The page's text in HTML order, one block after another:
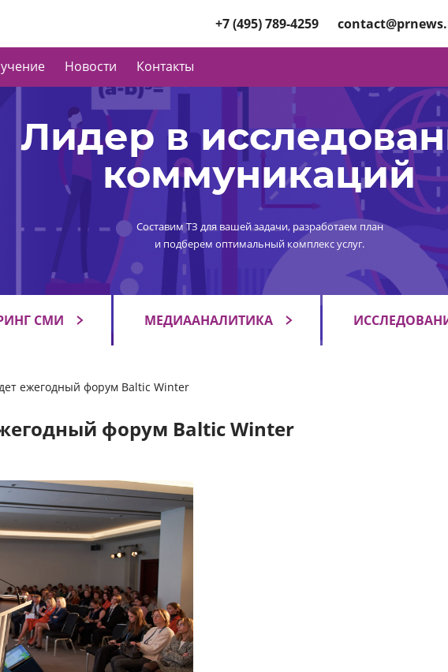
+7 (495) 789-4259
Новости Контакты
Лидер в
коммуникаций
Составим ТЗ для вашей задачи, разработаем план
и подберем оптимальный комплекс услуг.
СМИ МЕДИААНАЛИТИКА
ежегодный форум Baltic Winter
форум Baltic Winter